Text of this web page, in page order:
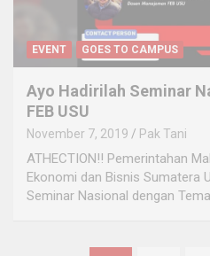
EVENT GOES TO CAMPUS
Ayo Hadirilah Seminar
FEB USU
November 7, 2019 Pak Tani
ATHECTION!! Pemerintahan
Ekonomi dan Bisnis Sumatera
Seminar Nasional dengan